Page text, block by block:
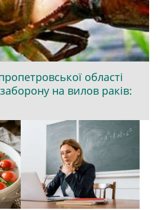
області
на вилов раків: